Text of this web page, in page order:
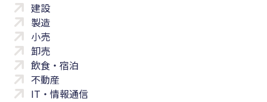
建設
製造
小売
卸売
飲食・宿泊
不動産
IT・情報通信